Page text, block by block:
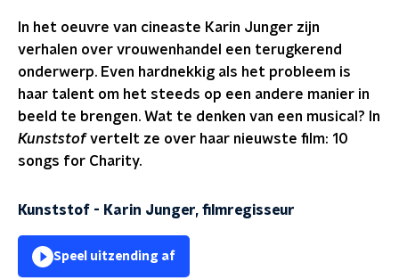
In het oeuvre van cineaste Karin Junger zijn
verhalen over vrouwenhandel een terugkerend
onderwerp. Even hardnekkig als het probleem is
haar talent om het steeds op een andere manier in
beeld te brengen. Wat te denken van een musical? In
Kunststofvertelt ze over haar nieuwste film: 10
songs for Charity.
Kunststof - Karin Junger, filmregisseur
Speel uitzending af